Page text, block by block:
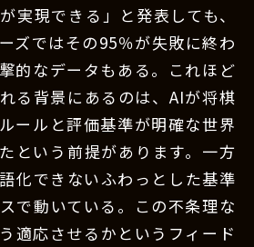
実現できる」と発表しても、
ズではその95％が失敗に終わ
的なデータもある。これほど
る背景にあるのは、AIが将棋
ールと評価基準が明確な世界
という前提があります。一方
化できないふわっとした基準
で動いている。この不条理な
適応させるかというフィード